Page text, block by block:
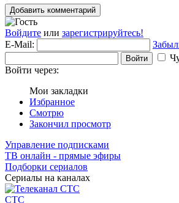
Добавить комментарий
Войдите или зарегистрируйтесь!
E-Mail:
Войти
Войти через:
Мои закладки
Избранное
Смотрю
Закончил просмотр
Управление подписками
ТВ онлайн - прямые эфиры
Подборки сериалов
Сериалы на каналах
СТС